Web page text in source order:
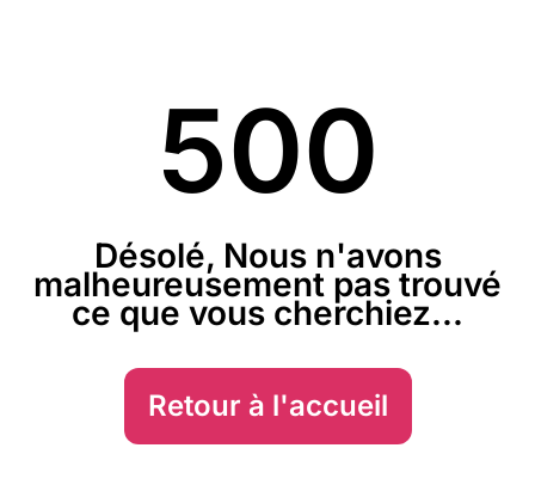
500
Désolé, Nous n'avons
malheureusement pas trouvé
ce que vous cherchiez...
Retour à l'accueil